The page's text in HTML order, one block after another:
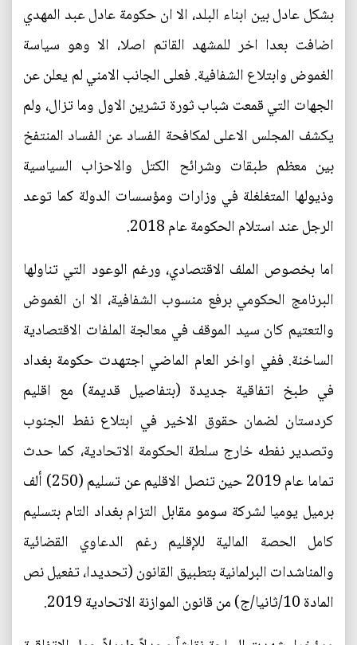
بشكل عادل بين ابناء البلد، الا ان حكومة عادل عبد المهدي
اضافت بعدا اخر للمشهد القاتم اصلا، الا وهو سياسة
الغموض وابتلاع الشفافية. فعلى الجانب الامني لم يعلن عن
الجهات التي قمعت شباب ثورة تشرين الاول وما تزال، ولم
يكشف المجلس الاعلى لمكافحة الفساد عن الفساد المنتفخ
بين معظم طبقات وشرائح الكتل والاحزاب السياسية
وذيولها المتغلغلة في وزارات ومؤسسات الدولة كما توعد
الرجل عند استلام الحكومة عام 2018.
اما بخصوص الملف الاقتصادي، ورغم الوعود التي تناولها
البرنامج الحكومي برفع منسوب الشفافية، الا ان الغموض
والتعتيم كان سيد الموقف في معالجة الملفات الاقتصادية
الساخنة. ففي اواخر العام الماضي اجتهدت حكومة بغداد
في طبخ اتفاقية جديدة (بتفاصيل قديمة) مع اقليم
كردستان لضمان حقوق الاخير في ابتلاع نفط الجنوب
وتصدير نفطه خارج سلطة الحكومة الاتحادية، كما حدث
تماما عام 2019 حين تنصل الاقليم عن تسليم (250) ألف
برميل يوميا لشركة سومو مقابل التزام بغداد التام بتسليم
كامل الحصة المالية للإقليم رغم الدعاوي القضائية
والمناشدات البرلمانية بتطبيق القانون (تحديدا، تفعيل نص
المادة 10/ثانيا/ج) من قانون الموازنة الاتحادية 2019.